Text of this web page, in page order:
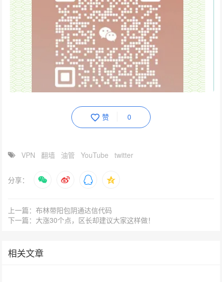
赞 0
VPN 翻墙 油管 YouTube twitter
分享：
上一篇：布林带阳包阴通达信代码
下一篇：大涨30个点，区长却建议大家这样做！
相关文章